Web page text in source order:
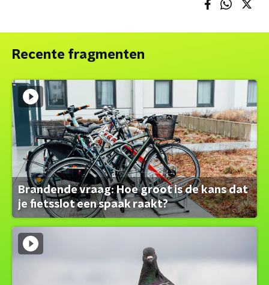
Recente fragmenten
Brandende vraag: Hoe groot is de kans dat
je fietsslot een spaak raakt?